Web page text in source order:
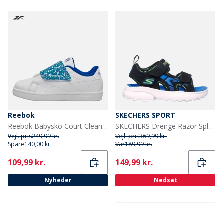
Reebok
Reebok Babysko Court Clean Velcro Træningssko Hvid/Vector Blue/Vector Blue
Vejl. pris249,99 kr.
Spare140,00 kr.
Current
109,99 kr.
Nyheder
SKECHERS SPORT
SKECHERS Drenge Razor Splash Sandaler Sort
Vejl. pris369,99 kr.
Var189,99 kr.
Current
149,99 kr.
Nedsat